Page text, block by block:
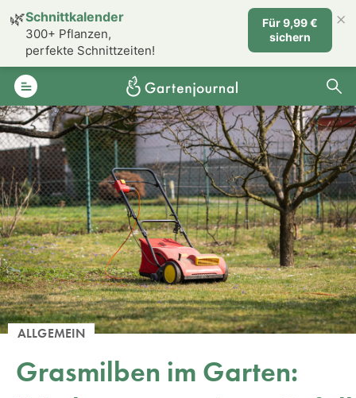
ALLGEMEIN
Grasmilben im Garten:
🌿Schnittkalender
300+ Pflanzen,
perfekte Schnittzeiten!
Für 9,99 €
sichern
×